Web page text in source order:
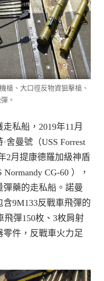
槍、大口徑反物資狙擊槍、
。
私船，2019年11月
舍曼號（USS Forrest
2月提康德羅加級神盾
CG-60 ），
藥的走私船。諾曼
9M133反戰車飛彈的
飛彈150枚、3枚肩射
零件，反戰車火力足